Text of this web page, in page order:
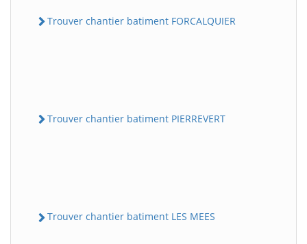
Trouver chantier batiment FORCALQUIER
Trouver chantier batiment PIERREVERT
Trouver chantier batiment LES MEES